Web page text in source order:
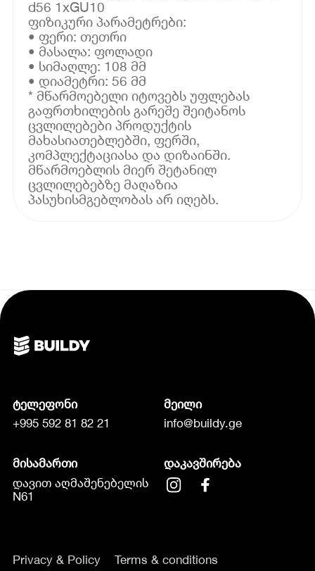
d56 1xGU10
ფიზიკური პარამეტრები:
• ფერი: თეთრი
• მასალა: ფოლადი
• სიმაღლე: 108 მმ
• დიამეტრი: 56 მმ
* მწარმოებელი იტოვებს უფლებას
გაფრთხილების გარეშე შეიტანოს
ცვლილებები პროდუქტის
მახასიათებლებში, ფერში,
კომპლექტაციასა და დიზაინში.
მწარმოებლის მიერ შეტანილ
ცვლილებებზე მაღაზია
პასუხისმგებლობას არ იღებს.
ტელეფონი
+995 592 81 82 21
მეილი
info@buildy.ge
მისამართი
დავით აღმაშენებელის
N61
დაკავშირება
Privacy & Policy Terms & conditions